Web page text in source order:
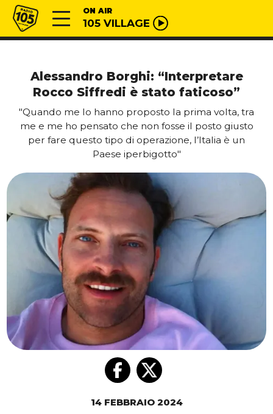
Vai al contenuto
Radio 105 ON AIR
105 VILLAGE
Alessandro Borghi: “Interpretare
Rocco Siffredi è stato faticoso”
"Quando me lo hanno proposto la prima volta, tra
me e me ho pensato che non fosse il posto giusto
per fare questo tipo di operazione, l’Italia è un
Paese iperbigotto"
14 FEBBRAIO 2024